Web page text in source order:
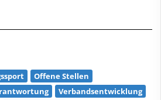
Offene Stellen
Verbandsentwicklung